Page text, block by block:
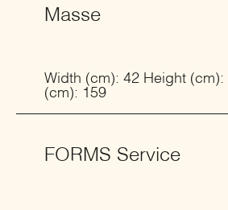
Masse
Width (cm): 42 Height (cm):
(cm): 159
FORMS Service